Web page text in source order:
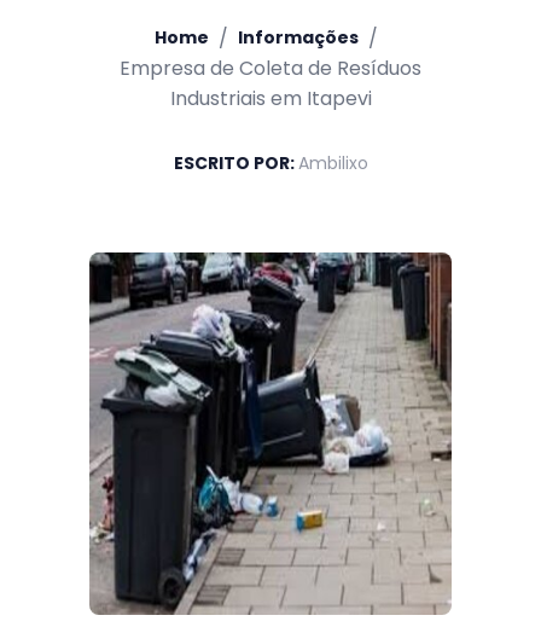
Home / Informações /
Empresa de Coleta de Resíduos
Industriais em Itapevi
ESCRITO POR:Ambilixo